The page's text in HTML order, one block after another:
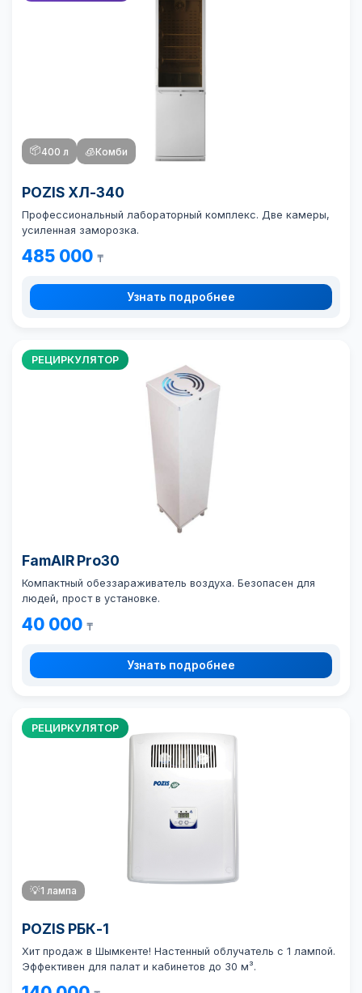
📦400 л 🧊Комби
POZIS ХЛ-340
Профессиональный лабораторный комплекс. Две камеры,
усиленная заморозка.
485 000 ₸
Узнать подробнее
РЕЦИРКУЛЯТОР
FamAIR Pro30
Компактный обеззараживатель воздуха. Безопасен для
людей, прост в установке.
40 000 ₸
Узнать подробнее
РЕЦИРКУЛЯТОР
💡1 лампа
POZIS РБК-1
Хит продаж в Шымкенте! Настенный облучатель с 1 лампой.
Эффективен для палат и кабинетов до 30 м³.